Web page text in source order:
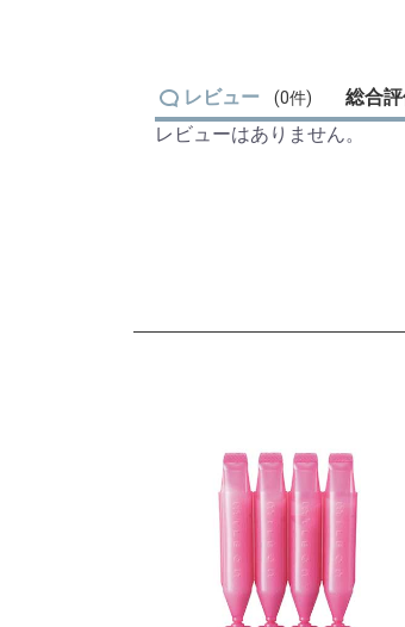
レビュー (0件) 総合評
レビューはありません。